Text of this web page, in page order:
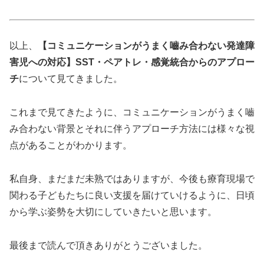
以上、
【コミュニケーションがうまく嚙み合わない発達障
害児への対応】SST・ペアトレ・感覚統合からのアプロー
チについて見てきました。
これまで見てきたように、コミュニケーションがうまく嚙
み合わない背景とそれに伴うアプローチ方法には様々な視
点があることがわかります。
私自身、まだまだ未熟ではありますが、今後も療育現場で
関わる子どもたちに良い支援を届けていけるように、日頃
から学ぶ姿勢を大切にしていきたいと思います。
最後まで読んで頂きありがとうございました。